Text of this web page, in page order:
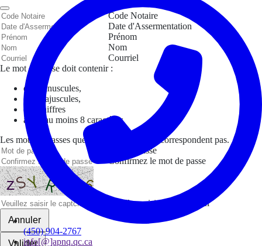
(450) 904-2767
info[@]apnq.qc.ca
Code Notaire
Date d'Assermentation
Prénom
Nom
Courriel
Le mot de passe doit contenir :
des minuscules,
des majuscules,
des chiffres
avoir au moins 8 caractères
Les mots de passes que vous avez saisis ne correspondent pas.
Mot de passe
Confirmez le mot de passe
Veuillez saisir le captcha ici
Annuler
Valider